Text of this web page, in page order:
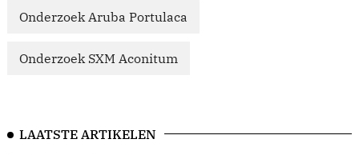
Onderzoek Aruba Portulaca
Onderzoek SXM Aconitum
LAATSTE ARTIKELEN